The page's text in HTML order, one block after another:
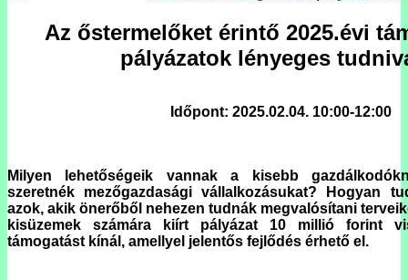
Az őstermelőket érintő 2025.évi
pályázatok lényeges
Időpont: 2025.02.04. 10:00-12:00
Milyen lehetőségeik vannak a kisebb
szeretnék mezőgazdasági vállalkozásukat? Hogyan
azok, akik önerőből nehezen tudnák megvalósítani
kisüzemek számára kiírt pályázat 10 millió forint
támogatást kínál, amellyel jelentős fejlődés érhető el.